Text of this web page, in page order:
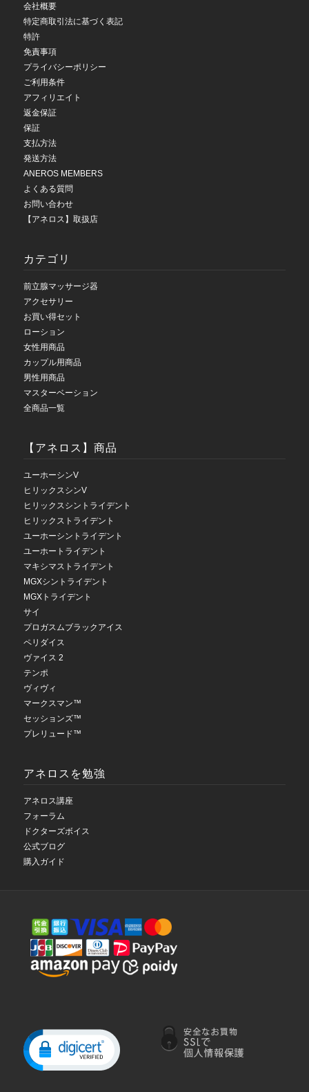
会社概要
特定商取引法に基づく表記
特許
免責事項
プライバシーポリシー
ご利用条件
アフィリエイト
返金保証
保証
支払方法
発送方法
ANEROS MEMBERS
よくある質問
お問い合わせ
【アネロス】取扱店
カテゴリ
前立腺マッサージ器
アクセサリー
お買い得セット
ローション
女性用商品
カップル用商品
男性用商品
マスターベーション
全商品一覧
【アネロス】商品
ユーホーシンV
ヒリックスシンV
ヒリックスシントライデント
ヒリックストライデント
ユーホーシントライデント
ユーホートライデント
マキシマストライデント
MGXシントライデント
MGXトライデント
サイ
プロガスムブラックアイス
ペリダイス
ヴァイス 2
テンポ
ヴィヴィ
マークスマン™
セッションズ™
プレリュード™
アネロスを勉強
アネロス講座
フォーラム
ドクターズボイス
公式ブログ
購入ガイド